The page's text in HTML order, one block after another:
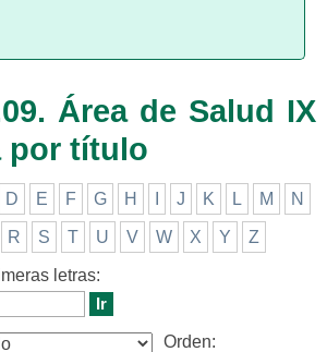
Área de Salud IX
por título
D E F G H J K L M N
R S T U V W X Y Z
letras:
Orden: